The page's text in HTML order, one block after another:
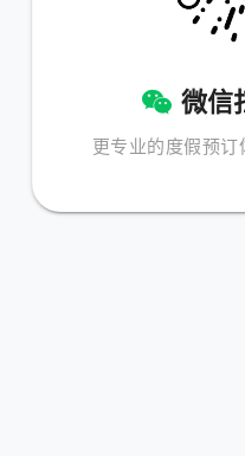
微信
更专业的度假预订